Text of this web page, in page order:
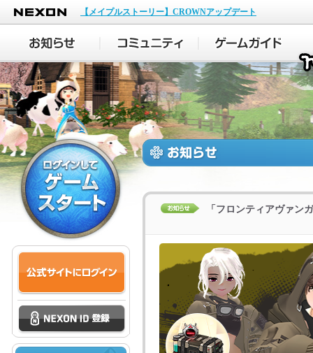
NEXON
【メイプルストーリー】CROWNアップデート
「フロンティアヴァン